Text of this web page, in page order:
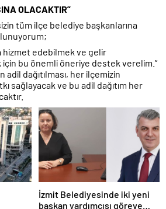
OLACAKTIR”
tüm ilçe belediye başkanlarına
hizmet edebilmek ve gelir
için bu önemli öneriye destek verelim.”
adil dağıtılması, her ilçemizin
sağlayacak ve bu adil dağıtım her
İzmit Belediyesinde iki yeni
başkan yardımcısı göreve